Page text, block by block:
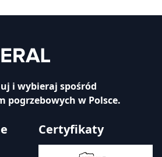
i wybieraj spośród
pogrzebowych w Polsce.
Certyfikaty